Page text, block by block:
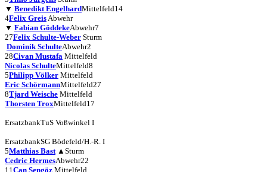
▼ Benedikt EngelhardMittelfeld14
4Felix GreisAbwehr
▼ Fabian GöddekeAbwehr7
27Felix Schulte-Weber Sturm
Dominik SchulteAbwehr2
28Civan Mustafa Mittelfeld
Nicolas SchulteMittelfeld8
5Philipp Völker Mittelfeld
Eric SchörmannMittelfeld27
8Tjard Weische Mittelfeld
Thorsten TroxMittelfeld17
ErsatzbankTuS Voßwinkel I
ErsatzbankSG Bödefeld/H.-R. I
5Matthias Bast ▲ Sturm
Cedric HermesAbwehr22
11Can Sengöz Mittelfeld